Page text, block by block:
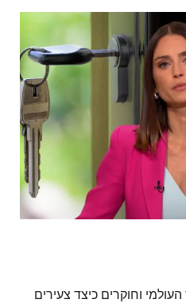
וחוקרים כיצד צעירים